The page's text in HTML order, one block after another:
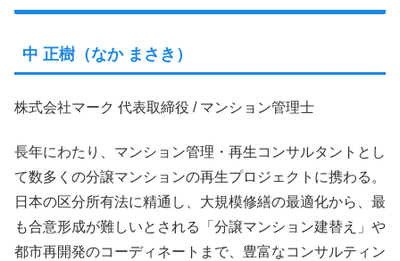
中 正樹（なか まさき）
株式会社マーク 代表取締役 / マンション管理士
長年にわたり、マンション管理・再生コンサルタントとし
て数多くの分譲マンションの再生プロジェクトに携わる。
日本の区分所有法に精通し、大規模修繕の最適化から、最
も合意形成が難しいとされる「分譲マンション建替え」や
都市再開発のコーディネートまで、豊富なコンサルティン